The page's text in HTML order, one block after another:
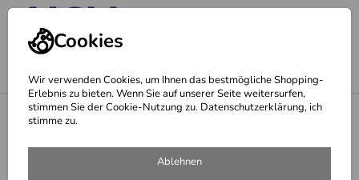
Cookies
Wir verwenden Cookies, um Ihnen das bestmögliche Shopping-
Erlebnis zu bieten. Wenn Sie auf unserer Seite weitersurfen,
stimmen Sie der Cookie-Nutzung zu. Datenschutzerklärung, ich
stimme zu.
Ablehnen
Gesichtspflege
Augen- und Lippenpflege